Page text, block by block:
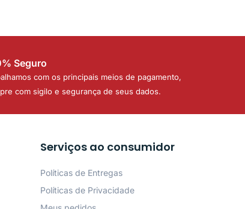
Seguro
com os principais meios de pagamento,
com sigilo e segurança de seus dados.
Serviços ao consumidor
Políticas de Entregas
Políticas de Privacidade